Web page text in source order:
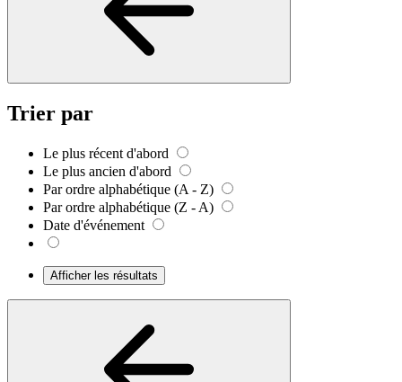
Trier par
Le plus récent d'abord
Le plus ancien d'abord
Par ordre alphabétique (A - Z)
Par ordre alphabétique (Z - A)
Date d'événement
Afficher les résultats